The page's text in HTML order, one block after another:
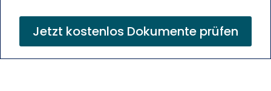
Jetzt kostenlos Dokumente prüfen